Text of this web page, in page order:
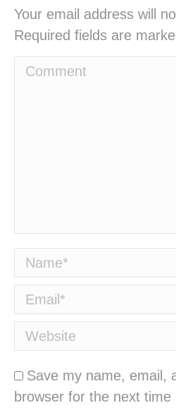
Your email address will
Required fields are
Comment
Name *
Email *
Website
Save my name, email,
browser for the next time